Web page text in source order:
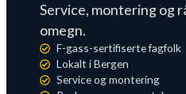
Service, montering og
omegn.
F-gass-sertifiserte fagfolk
Lokalt i Bergen
Service og montering